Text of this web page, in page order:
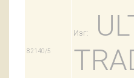
82140/5
Изг: